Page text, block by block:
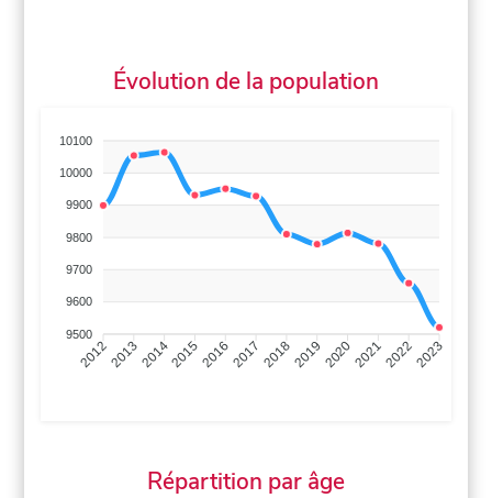
Évolution de la population
10100
10000
9900
9800
9700
9600
9500
201220132014201520162017 201820192020202120222023
Répartition par âge